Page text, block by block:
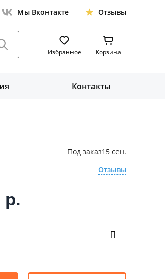
Мы Вконтакте Отзывы
Избранное Корзина
Контакты
Под заказ15 сен.
Отзывы
р.